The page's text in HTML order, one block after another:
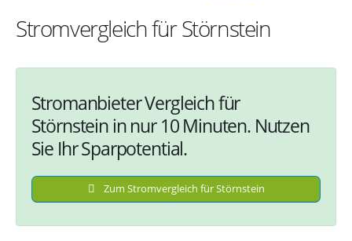
Stromvergleich für Störnstein
Stromanbieter Vergleich für
Störnstein in nur 10 Minuten. Nutzen
Sie Ihr Sparpotential.
Zum Stromvergleich für Störnstein